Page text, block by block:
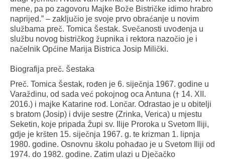
mene, pa po zagovoru Majke Bože Bistričke idimo hrabro
naprijed.” – zaključio je svoje prvo obraćanje u novim
službama preč. Tomica Šestak. Svečanosti uvođenja u
službu novog bistričkog župnika i rektora nazočio je i
načelnik Općine Marija Bistrica Josip Milički.
Biografija preč. Šestaka
Preč. Tomica Šestak, rođen je 6. siječnja 1967. godine u
Varaždinu, od sada već pokojnog oca Antuna († 14. XII.
2016.) i majke Katarine rođ. Lončar. Odrastao je u obitelji
s bratom (Josip) i dvije sestre (Zrinka, Verica) u mjestu
Seketin, koje pripada Župi sv. Ilije Proroka u Svetom Iliji,
gdje je kršten 15. siječnja 1967. g. te krizman 1. lipnja
1980. godine. Osnovnu školu pohađao je u Svetom Iliji od
1974. do 1982. godine. Zatim ulazi u Dječačko